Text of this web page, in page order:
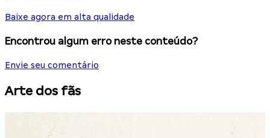
Baixe agora em alta qualidade
Encontrou algum erro neste conteúdo?
Envie seu comentário
Arte dos fãs